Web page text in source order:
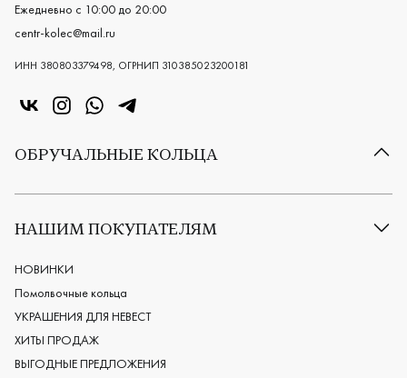
Ежедневно с 10:00 до 20:00
centr-kolec@mail.ru
ИНН 380803379498, ОГРНИП 310385023200181
«Центр колец» в VK
«Центр колец» в Instagram
«Центр колец» в Whatsapp
«Центр колец» в Telegram
ОБРУЧАЛЬНЫЕ КОЛЬЦА
Все обручальные кольца
Европейские обручальные кольца
Мужские обручальные кольца
Женские обручальные кольца
Обручальные кольца из платины
Дизайнерские обручальные кольца
Черные обручальные кольца
НАШИМ ПОКУПАТЕЛЯМ
НОВИНКИ
Помолвочные кольца
УКРАШЕНИЯ ДЛЯ НЕВЕСТ
ХИТЫ ПРОДАЖ
ВЫГОДНЫЕ ПРЕДЛОЖЕНИЯ